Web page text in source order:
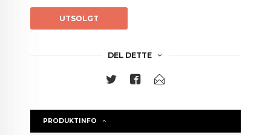
UTSOLGT
DEL DETTE
PRODUKTINFO